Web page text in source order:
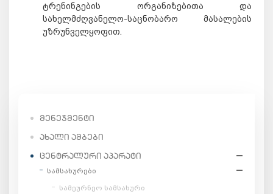
ტრენინგების ორგანიზებითა და
სახელმძღვანელო-საცნობარო მასალების
უზრუნველყოფით.
ᲛᲔᲜᲔᲯᲛᲔᲜᲢᲘ
ᲐᲮᲐᲚᲘ ᲐᲛᲑᲔᲑᲘ
ᲪᲔᲜᲢᲠᲐᲚᲣᲠᲘ ᲐᲞᲐᲠᲐᲢᲘ
სამსახურები
სამეურნეო სამსახური